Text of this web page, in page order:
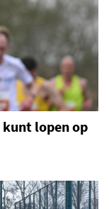
lopen op